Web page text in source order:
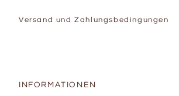
Versand und Zahlungsbedingungen
INFORMATIONEN